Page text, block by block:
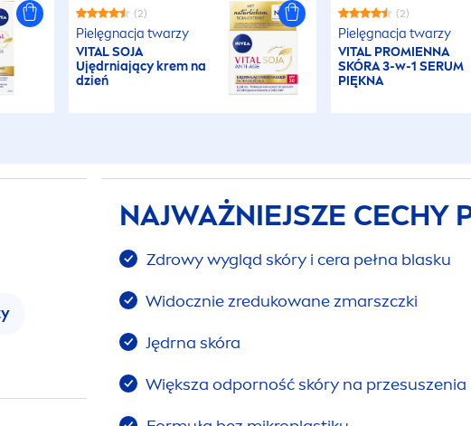
(2)
Pielęgnacja twarzy
VITALSOJA
Ujędrniający krem na
dzień
(2)
Pielęgnacja twarzy
VITAL PROMIENNA
SKÓRA 3-w-1 SERUM
PIĘKNA
NAJWAŻNIEJSZE CECHY
Zdrowy wygląd skóry i cera pełna blasku
Widocznie zredukowane zmarszczki
Jędrna skóra
Większa odporność skóry na przesuszenia